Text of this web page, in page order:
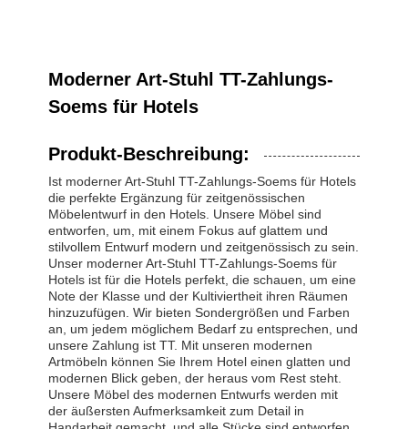
Moderner Art-Stuhl TT-Zahlungs-
Soems für Hotels
Produkt-Beschreibung:
Ist moderner Art-Stuhl TT-Zahlungs-Soems für Hotels
die perfekte Ergänzung für zeitgenössischen
Möbelentwurf in den Hotels. Unsere Möbel sind
entworfen, um, mit einem Fokus auf glattem und
stilvollem Entwurf modern und zeitgenössisch zu sein.
Unser moderner Art-Stuhl TT-Zahlungs-Soems für
Hotels ist für die Hotels perfekt, die schauen, um eine
Note der Klasse und der Kultiviertheit ihren Räumen
hinzuzufügen. Wir bieten Sondergrößen und Farben
an, um jedem möglichem Bedarf zu entsprechen, und
unsere Zahlung ist TT. Mit unseren modernen
Artmöbeln können Sie Ihrem Hotel einen glatten und
modernen Blick geben, der heraus vom Rest steht.
Unsere Möbel des modernen Entwurfs werden mit
der äußersten Aufmerksamkeit zum Detail in